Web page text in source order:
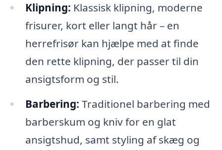
Klipning: Klassisk klipning, moderne
frisurer, kort eller langt hår – en
herrefrisør kan hjælpe med at finde
den rette klipning, der passer til din
ansigtsform og stil.
Barbering: Traditionel barbering med
barberskum og kniv for en glat
ansigtshud, samt styling af skæg og